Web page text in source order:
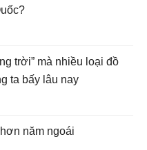
trời” mà nhiều loại đồ
ta bấy lâu nay
năm ngoái